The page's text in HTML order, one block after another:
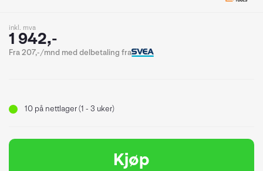
inkl. mva
1 942,-
Fra 207,-/mnd med delbetaling fra
10 på nettlager (1 - 3 uker)
Kjøp